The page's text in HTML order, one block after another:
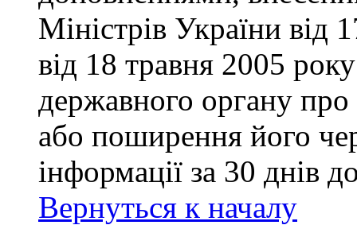
Міністрів України від
від 18 травня 2005
державного органу
або поширення його
інформації за 30 днів
Вернуться к началу